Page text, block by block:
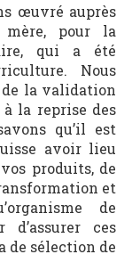
œuvré auprès
pour la
qui a été
Nous
de la validation
la reprise des
qu’il est
avoir lieu
produits, de
et
de
ces
de sélection de